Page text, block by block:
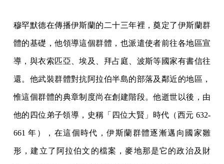
穆罕默德在傳播伊斯蘭的二十三年裡，奠定了伊斯蘭群
體的基礎，他領導這個群體，也派遣使者前往各地區宣
導，與衣索匹亞、埃及、拜占庭、波斯等國家有書信往
還。他武裝群體對抗阿拉伯半島的部落及鄰近的地區，
惟這個群體的典章制度尚在創建階段。他逝世以後，由
他的四位弟子領導，史稱「四位大賢」時代（西元 632-
661 年），在這個時代，伊斯蘭群體逐漸邁向國家雛
形，建立了阿拉伯文的檔案，麥地那是它的政治及財